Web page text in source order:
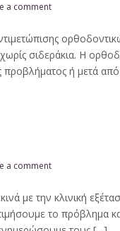
a comment
σιδεράκια. Η
ή μετά
a comment
με την κλινική
το πρόβλημα